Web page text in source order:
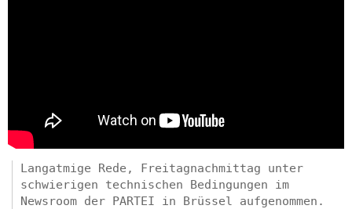
Langatmige Rede, Freitagnachmittag unter
schwierigen technischen Bedingungen im
Newsroom der PARTEI in Brüssel aufgenommen.